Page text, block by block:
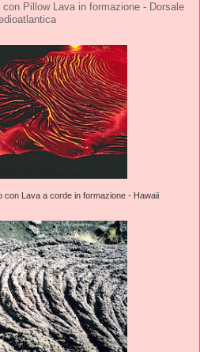
Pillow Lava in formazione - Dorsale
con Lava a corde in formazione - Hawaii